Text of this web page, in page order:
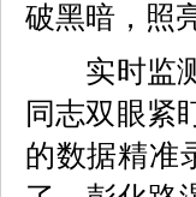
破黑暗，照
实时监测
同志双眼紧
的数据精准